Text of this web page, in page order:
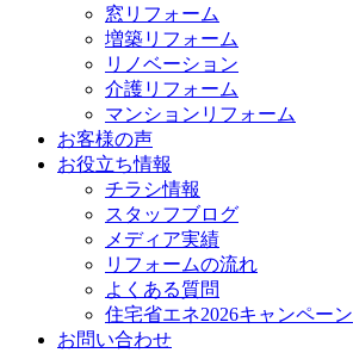
窓リフォーム
増築リフォーム
リノベーション
介護リフォーム
マンションリフォーム
お客様の声
お役立ち情報
チラシ情報
スタッフブログ
メディア実績
リフォームの流れ
よくある質問
住宅省エネ2026キャンペーン
お問い合わせ